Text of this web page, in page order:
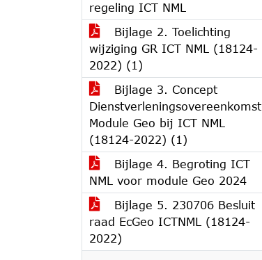
regeling ICT NML
Bijlage 2. Toelichting
wijziging GR ICT NML (18124-
2022) (1)
Bijlage 3. Concept
Dienstverleningsovereenkomst
Module Geo bij ICT NML
(18124-2022) (1)
Bijlage 4. Begroting ICT
NML voor module Geo 2024
Bijlage 5. 230706 Besluit
raad EcGeo ICTNML (18124-
2022)